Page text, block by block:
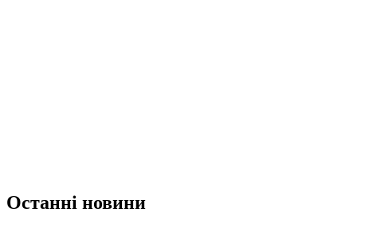
Останні новини